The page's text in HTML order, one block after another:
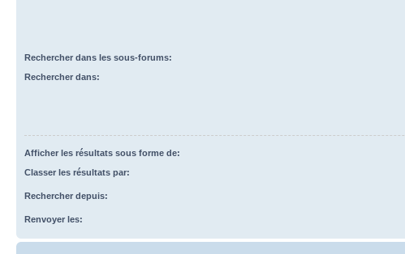
Rechercher dans les sous-forums:
Rechercher dans:
Afficher les résultats sous forme de:
Classer les résultats par:
Rechercher depuis:
Renvoyer les: